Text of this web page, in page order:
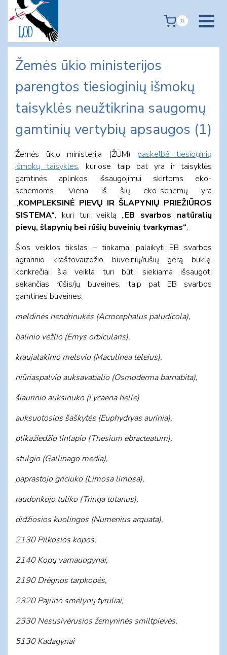
content
0
Žemės ūkio ministerijos
parengtos tiesioginių išmokų
taisyklės neužtikrina saugomų
gamtinių vertybių apsaugos (1)
Žemės ūkio ministerija (ŽŪM) paskelbė tiesioginių
išmokų taisykles, kuriose taip pat yra ir taisyklės
gamtinės aplinkos išsaugojimui skirtoms eko-
schemoms. Viena iš šių eko-schemų yra
„KOMPLEKSINĖ PIEVŲ IR ŠLAPYNIŲ PRIEŽIŪROS
SISTEMA“, kuri turi veiklą „EB svarbos natūralių
pievų, šlapynių bei rūšių buveinių tvarkymas“.
Šios veiklos tikslas – tinkamai palaikyti EB svarbos
agrarinio kraštovaizdžio buveinių/rūšių gerą būklę,
konkrečiai šia veikla turi būti siekiama išsaugoti
sekančias rūšis/jų buveines, taip pat EB svarbos
gamtines buveines:
meldinės nendrinukės (Acrocephalus paludicola),
balinio vėžlio (Emys orbicularis),
kraujalakinio melsvio (Maculinea teleius),
niūriaspalvio auksavabalio (Osmoderma barnabita),
šiaurinio auksinuko (Lycaena helle)
auksuotosios šaškytės (Euphydryas aurinia),
plikažiedžio linlapio (Thesium ebracteatum),
stulgio (Gallinago media),
paprastojo griciuko (Limosa limosa),
raudonkojo tuliko (Tringa totanus),
didžiosios kuolingos (Numenius arquata),
2130 Pilkosios kopos,
2140 Kopų varnauogynai,
2190 Drėgnos tarpkopės,
2320 Pajūrio smėlynų tyruliai,
2330 Nesusivėrusios žemyninės smiltpievės,
5130 Kadagynai